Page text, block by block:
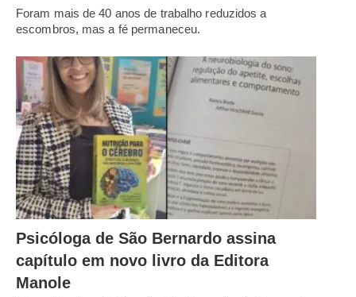
Foram mais de 40 anos de trabalho reduzidos a
escombros, mas a fé permaneceu.
Psicóloga de São Bernardo assina
capítulo em novo livro da Editora
Manole